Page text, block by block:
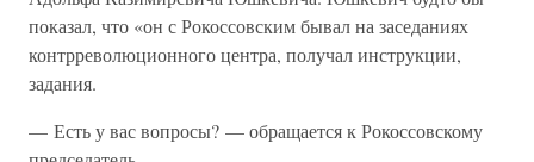
показал, что «он с Рокоссовским бывал на заседаниях
контрреволюционного центра, получал инструкции,
задания.
— Есть у вас вопросы? — обращается к Рокоссовскому